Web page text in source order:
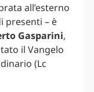
all’esterno
presenti – è
Gasparini,
il Vangelo
(Lc